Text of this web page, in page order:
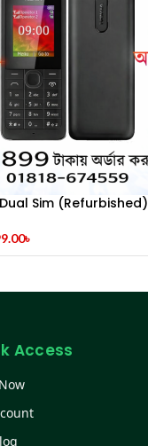
Sim (Refurbished)
৳
Access